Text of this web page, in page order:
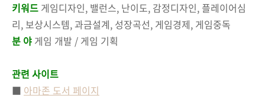
키워드 게임디자인, 밸런스, 난이도, 감정디자인, 플레이어심
리, 보상시스템, 과금설계, 성장곡선, 게임경제, 게임중독
분 야 게임 개발 / 게임 기획
관련 사이트
■ 아마존 도서 페이지